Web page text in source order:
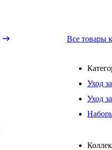
Все товары
Уход
Уход